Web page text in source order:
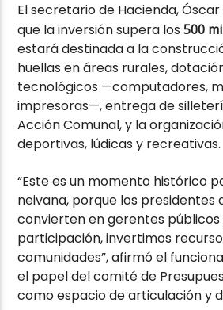
El secretario de Hacienda,
que la inversión supera los500
estará destinada a la
huellas en áreas rurales,
tecnológicos —computadores,
impresoras—, entrega de
Acción Comunal, y la
deportivas, lúdicas y recreativas.
“Este es un momento histórico
neivana, porque los presidentes
convierten en gerentes públicos
participación, invertimos
comunidades”, afirmó el
el papel del comité de
como espacio de articulación y